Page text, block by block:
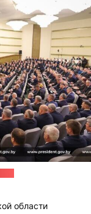
области